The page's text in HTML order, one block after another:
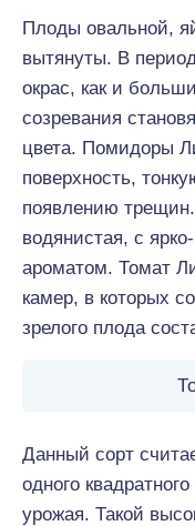
Плоды овальной,
вытянуты. В
окрас, как и
созревания
цвета. Помидоры
поверхность,
появлению
водянистая, с
ароматом. Томат
камер, в которых
зрелого плода
Данный сорт
одного
урожая. Такой